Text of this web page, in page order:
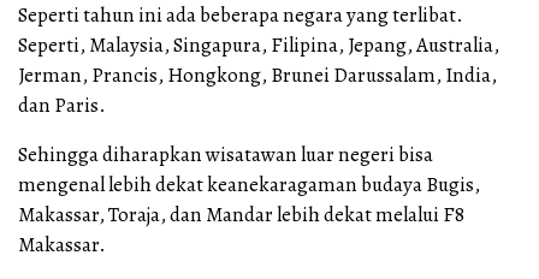
Seperti tahun ini ada beberapa negara yang terlibat.
Seperti, Malaysia, Singapura, Filipina, Jepang, Australia,
Jerman, Prancis, Hongkong, Brunei Darussalam, India,
dan Paris.
Sehingga diharapkan wisatawan luar negeri bisa
mengenal lebih dekat keanekaragaman budaya Bugis,
Makassar, Toraja, dan Mandar lebih dekat melalui F8
Makassar.